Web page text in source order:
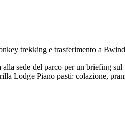
sede del parco per un briefing
Lodge Piano pasti: colazione,